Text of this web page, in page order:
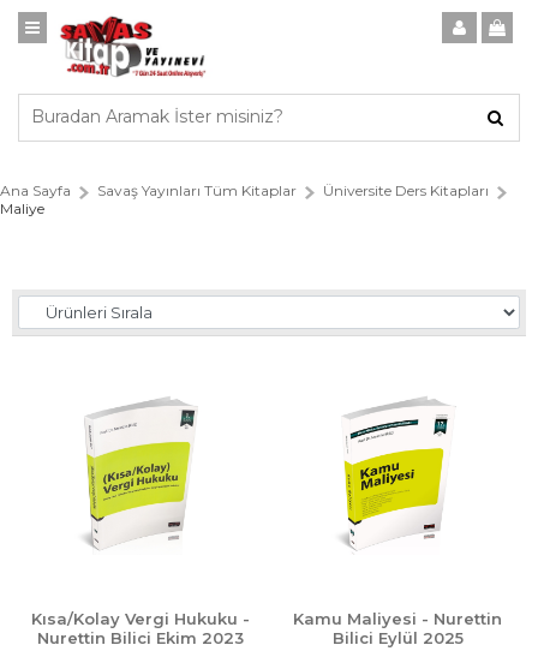
Ana Sayfa Savaş Yayınları Tüm Kitaplar
Üniversite Ders Kitapları
Maliye
Kısa/Kolay Vergi Hukuku -
Nurettin Bilici Ekim 2023
Kamu Maliyesi - Nurettin
Bilici Eylül 2025